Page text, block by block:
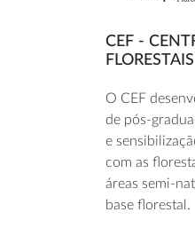
CEF -
FLORESTAIS
O CEF
de pós-
e
com as
áreas semi-
base florestal.